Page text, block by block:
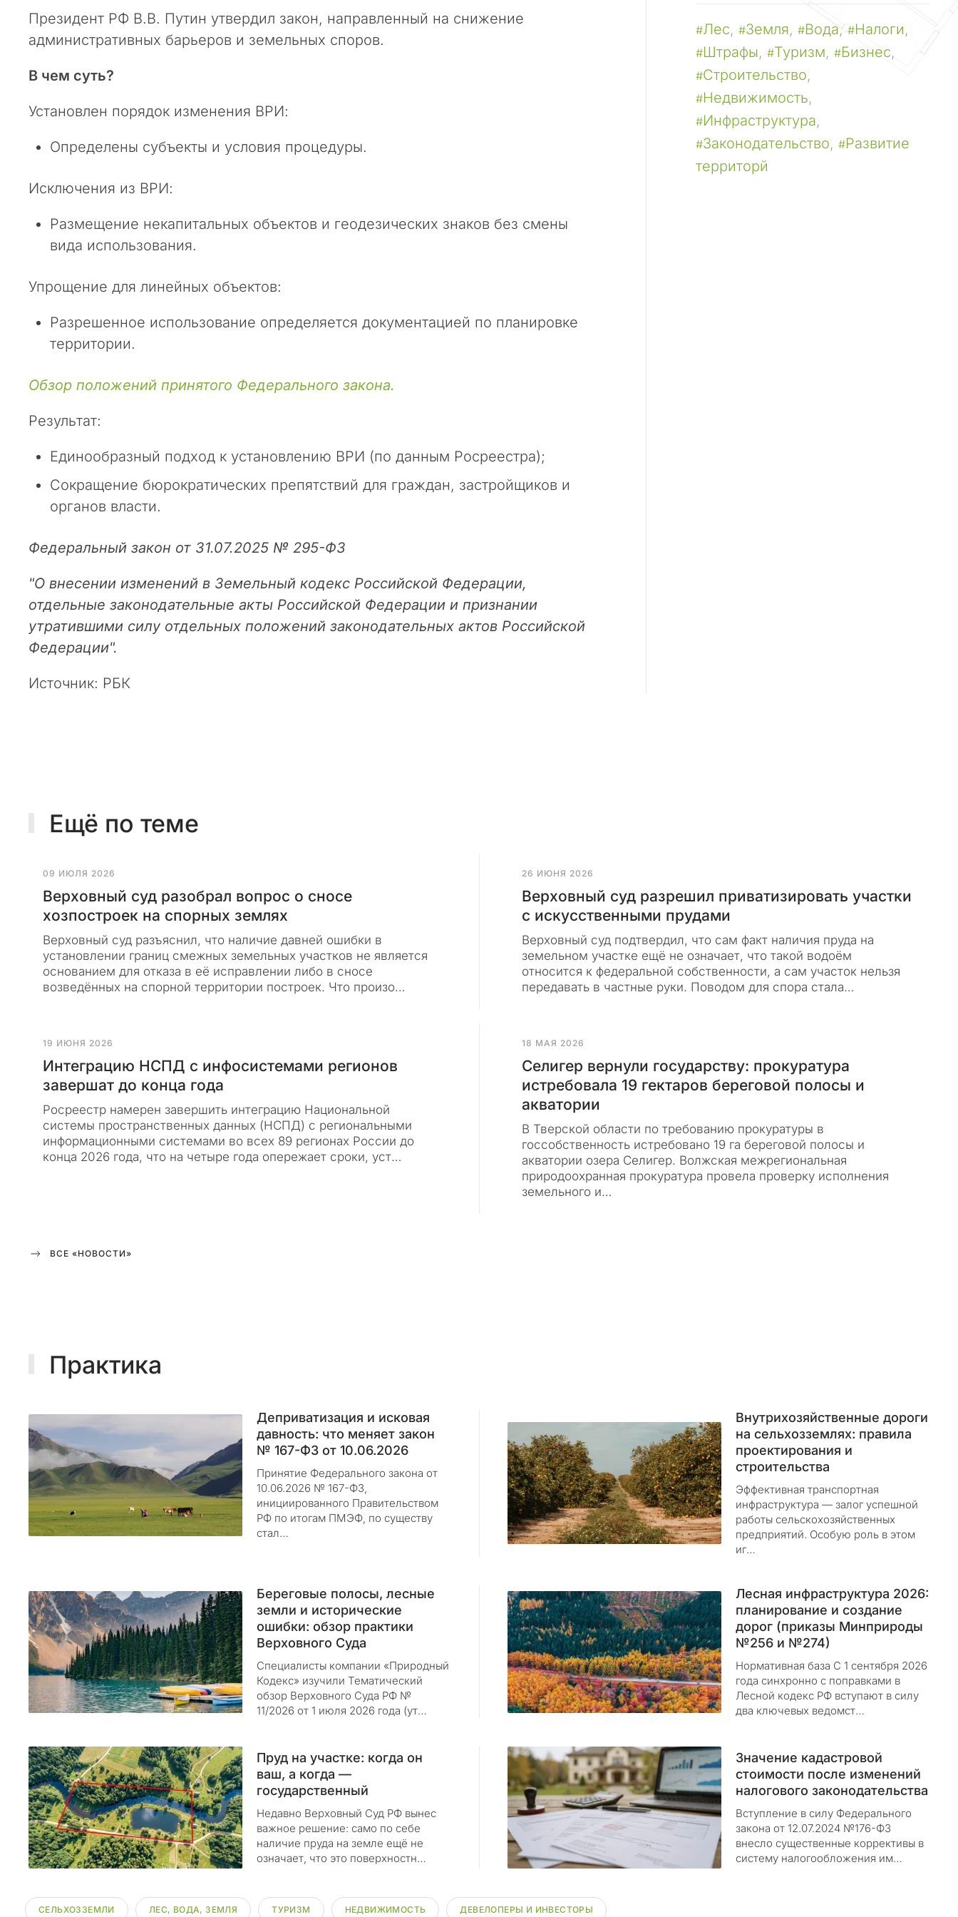
Президент РФ В.В. Путин утвердил закон, направленный на снижение
административных барьеров и земельных споров.
В чем суть?
Установлен порядок изменения ВРИ:
Определены субъекты и условия процедуры.
Исключения из ВРИ:
Размещение некапитальных объектов и геодезических знаков без смены
вида использования.
Упрощение для линейных объектов:
Разрешенное использование определяется документацией по планировке
территории.
Обзор положений принятого Федерального закона.
Результат:
Единообразный подход к установлению ВРИ (по данным Росреестра);
Сокращение бюрократических препятствий для граждан, застройщиков и
органов власти.
Федеральный закон от 31.07.2025 № 295-ФЗ
"О внесении изменений в Земельный кодекс Российской Федерации,
отдельные законодательные акты Российской Федерации и признании
утратившими силу отдельных положений законодательных актов Российской
Федерации".
Источник: РБК
#Лес, #Земля, #Вода, #Налоги,
#Штрафы, #Туризм, #Бизнес,
#Строительство,
#Недвижимость,
#Инфраструктура,
#Законодательство, #Развитие
территорй
Ещё по теме
09 ИЮЛЯ 2026
Верховный суд разобрал вопрос о сносе
хозпостроек на спорных землях
Верховный суд разъяснил, что наличие давней ошибки в
установлении границ смежных земельных участков не является
основанием для отказа в её исправлении либо в сносе
возведённых на спорной территории построек. Что произо…
26 ИЮНЯ 2026
Верховный суд разрешил приватизировать участки
с искусственными прудами
Верховный суд подтвердил, что сам факт наличия пруда на
земельном участке ещё не означает, что такой водоём
относится к федеральной собственности, а сам участок нельзя
передавать в частные руки. Поводом для спора стала…
19 ИЮНЯ 2026
Интеграцию НСПД с инфосистемами регионов
завершат до конца года
Росреестр намерен завершить интеграцию Национальной
системы пространственных данных (НСПД) с региональными
информационными системами во всех 89 регионах России до
конца 2026 года, что на четыре года опережает сроки, уст…
18 МАЯ 2026
Селигер вернули государству: прокуратура
истребовала 19 гектаров береговой полосы и
акватории
В Тверской области по требованию прокуратуры в
госсобственность истребовано 19 га береговой полосы и
акватории озера Селигер. Волжская межрегиональная
природоохранная прокуратура провела проверку исполнения
земельного и…
ВСЕ «НОВОСТИ»
Практика
Деприватизация и исковая
давность: что меняет закон
№ 167-ФЗ от 10.06.2026
Принятие Федерального закона от
10.06.2026 № 167-ФЗ,
инициированного Правительством
РФ по итогам ПМЭФ, по существу
стал…
Внутрихозяйственные дороги
на сельхозземлях: правила
проектирования и
строительства
Эффективная транспортная
инфраструктура — залог успешной
работы сельскохозяйственных
предприятий. Особую роль в этом
иг…
Береговые полосы, лесные
земли и исторические
ошибки: обзор практики
Верховного Суда
Специалисты компании «Природный
Кодекс» изучили Тематический
обзор Верховного Суда РФ №
11/2026 от 1 июля 2026 года (ут…
Лесная инфраструктура 2026:
планирование и создание
дорог (приказы Минприроды
№256 и №274)
Нормативная база С 1 сентября 2026
года синхронно с поправками в
Лесной кодекс РФ вступают в силу
два ключевых ведомст…
Пруд на участке: когда он
ваш, а когда —
государственный
Недавно Верховный Суд РФ вынес
важное решение: само по себе
наличие пруда на земле ещё не
означает, что это поверхностн…
Значение кадастровой
стоимости после изменений
налогового законодательства
Вступление в силу Федерального
закона от 12.07.2024 №176-ФЗ
внесло существенные коррективы в
систему налогообложения им…
СЕЛЬХОЗЗЕМЛИ ЛЕС, ВОДА, ЗЕМЛЯ ТУРИЗМ НЕДВИЖИМОСТЬ ДЕВЕЛОПЕРЫ И ИНВЕСТОРЫ
а
р
н
р
и
о
л
е
!
л
д
н
о
ь
к
о
м
е
я
к
р
и
о
д
н
ы
д
е
к
с
»
о
д
е
р
г
а
е
т
с
я
е